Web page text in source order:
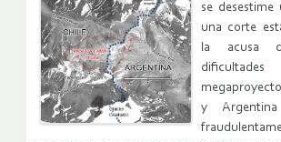
se desestime
una corte
la acusa
y